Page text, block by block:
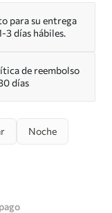
para su entrega
3 días hábiles.
de reembolso
días
Noche